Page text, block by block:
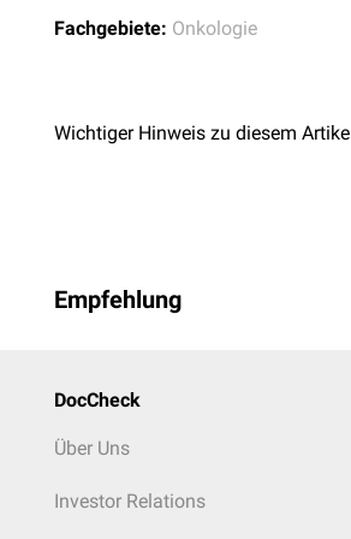
Fachgebiete: Onkologie
Wichtiger Hinweis zu diesem Artikel
Empfehlung
DocCheck
Über Uns
Investor Relations